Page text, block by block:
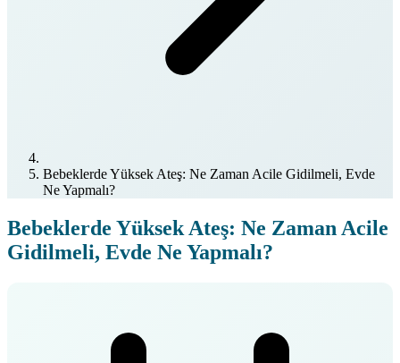
Bebeklerde Yüksek Ateş: Ne Zaman Acile Gidilmeli, Evde
Ne Yapmalı?
Bebeklerde Yüksek Ateş: Ne Zaman Acile
Gidilmeli, Evde Ne Yapmalı?